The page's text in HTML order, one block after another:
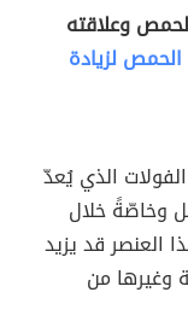
وعلاقته
لزيادة
الذي يُعدّ
وخاصّةً خلال
العنصر قد يزيد
وغيرها من